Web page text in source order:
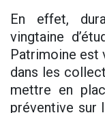
En effet,
vingtaine
Patrimoine est
dans les
mettre en
préventive sur